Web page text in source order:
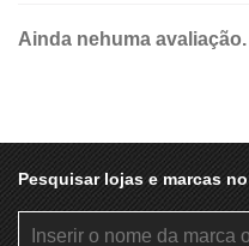
Ainda nehuma avaliação.
Pesquisar lojas e marcas